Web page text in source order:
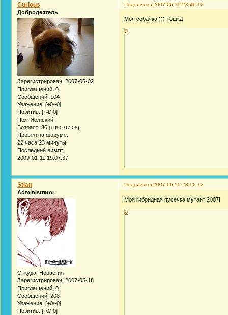
Поделиться2007-06-19 23:46:12
Curious
Добродеятель
Зарегистрирован: 2007-06-02
Приглашений: 0
Сообщений: 104
Уважение: [+0/-0]
Позитив: [+4/-0]
Пол: Женский
Возраст: 36 [1990-07-08]
Провел на форуме:
22 часа 23 минуты
Последний визит:
2009-01-11 19:07:37
Моя собачка ))) Тошка
0
Поделиться2007-06-19 23:52:12
Stian
Administrator
Откуда: Норвегия
Зарегистрирован: 2007-05-18
Приглашений: 0
Сообщений: 208
Уважение: [+0/-0]
Позитив: [+0/-0]
Моя гибридная пусечка мутант 2007!
0